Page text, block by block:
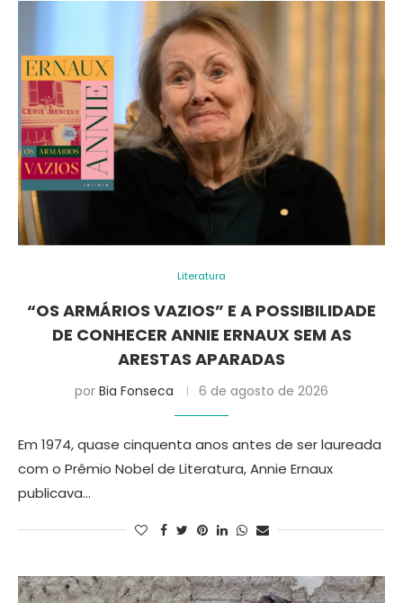
Literatura
“OS ARMÁRIOS VAZIOS” E A POSSIBILIDADE
DE CONHECER ANNIE ERNAUX SEM AS
ARESTAS APARADAS
por Bia Fonseca 6 de agosto de 2026
Em 1974, quase cinquenta anos antes de ser laureada
com o Prêmio Nobel de Literatura, Annie Ernaux
publicava…